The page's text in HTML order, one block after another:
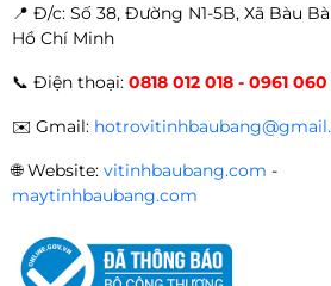
📍 Đ/c: Số 38, Đường N1-5B, Xã Bàu
Hồ Chí Minh
📞 Điện thoại: 0818 012 018 - 0961 060
✉️ Gmail:
🌐Website: vitinhbaubang.com -
maytinhbaubang.com